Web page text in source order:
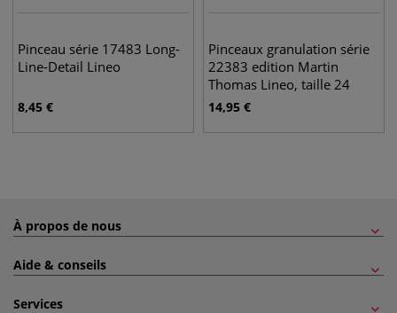
Pinceau série 17483 Long-
Line-Detail Lineo
8,45 €
Pinceaux granulation série
22383 edition Martin
Thomas Lineo, taille 24
14,95 €
À propos de nous
Aide & conseils
Services